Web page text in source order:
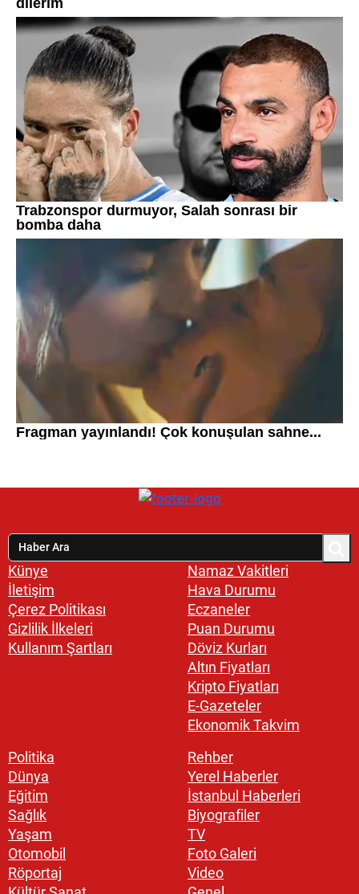
Künye
İletişim
Çerez Politikası
Gizlilik İlkeleri
Kullanım Şartları
Namaz Vakitleri
Hava Durumu
Eczaneler
Puan Durumu
Döviz Kurları
Altın Fiyatları
Kripto Fiyatları
E-Gazeteler
Ekonomik Takvim
Politika
Dünya
Eğitim
Sağlık
Yaşam
Otomobil
Röportaj
Rehber
Yerel Haberler
İstanbul Haberleri
Biyografiler
TV
Foto Galeri
Video